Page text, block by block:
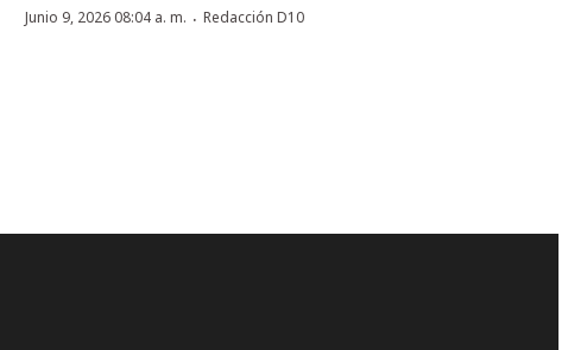
Junio 9, 2026 08:04 a. m. · Redacción D10